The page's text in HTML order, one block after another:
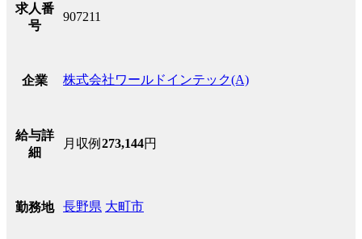
求人番
号
907211
企業 株式会社ワールドインテック(A)
給与詳
細
月収例 273,144円
勤務地 長野県 大町市